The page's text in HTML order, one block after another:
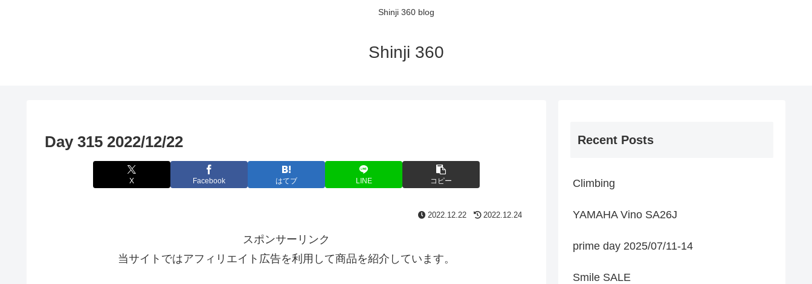
Shinji 360 blog
Shinji 360
Day 315 2022/12/22
X Facebook はてブ LINE コピー
2022.12.22 2022.12.24
スポンサーリンク
当サイトではアフィリエイト広告を利用して商品を紹介しています。
Recent Posts
Climbing
YAMAHA Vino SA26J
prime day 2025/07/11-14
Smile SALE